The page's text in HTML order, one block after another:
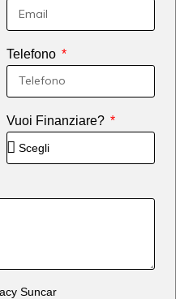
Telefono
Vuoi Finanziare?
Suncar